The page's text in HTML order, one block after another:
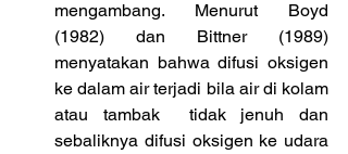
mengambang. Menurut Boyd
(1982) dan Bittner (1989)
menyatakan bahwa difusi oksigen
ke dalam air terjadi bila air di kolam
atau tambak  tidak jenuh dan
sebaliknya difusi oksigen ke udara